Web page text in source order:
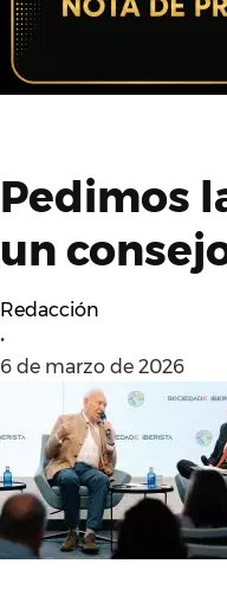
Pedimos
un
Redacción
•
6 de marzo de 2026